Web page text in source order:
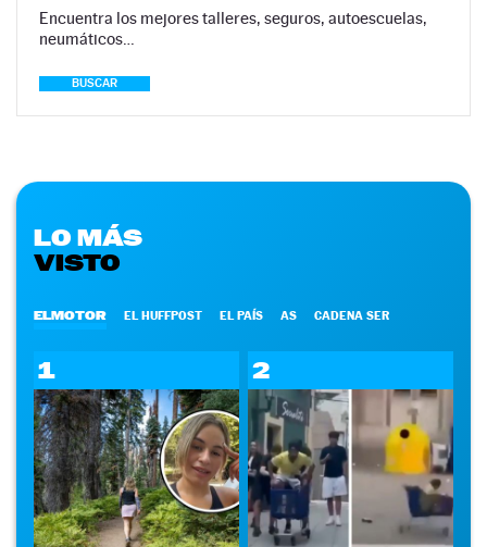
Encuentra los mejores talleres, seguros, autoescuelas,
neumáticos…
BUSCAR
LO MÁS
VISTO
ELMOTOR EL HUFFPOST EL PAÍS AS CADENA SER
1 2